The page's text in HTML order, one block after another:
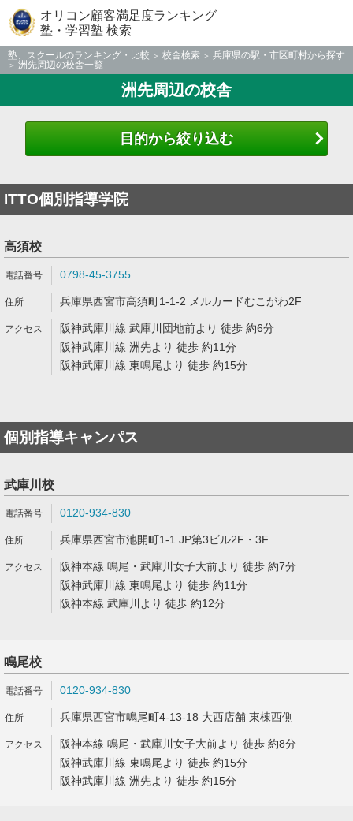
オリコン顧客満足度ランキング
塾・学習塾 検索
塾、スクールのランキング・比較 校舎検索
兵庫県の駅・市区町村から探す
洲先周辺の校舎一覧
洲先周辺の校舎
目的から絞り込む
ITTO個別指導学院
高須校
0798-45-3755
兵庫県西宮市高須町1-1-2 メルカードむこがわ2F
阪神武庫川線 武庫川団地前より 徒歩 約6分
阪神武庫川線 洲先より 徒歩 約11分
阪神武庫川線 東鳴尾より 徒歩 約15分
個別指導キャンパス
武庫川校
0120-934-830
兵庫県西宮市池開町1-1 JP第3ビル2F・3F
阪神本線 鳴尾・武庫川女子大前より 徒歩 約7分
阪神武庫川線 東鳴尾より 徒歩 約11分
阪神本線 武庫川より 徒歩 約12分
鳴尾校
0120-934-830
兵庫県西宮市鳴尾町4-13-18 大西店舗 東棟西側
阪神本線 鳴尾・武庫川女子大前より 徒歩 約8分
阪神武庫川線 東鳴尾より 徒歩 約15分
阪神武庫川線 洲先より 徒歩 約15分